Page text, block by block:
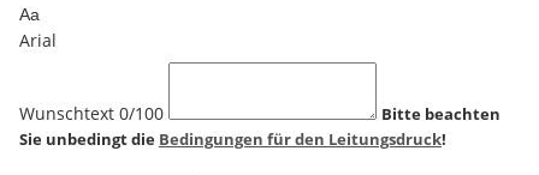
Aa
Arial
Wunschtext 0/100
Bitte beachten
Sie unbedingt die Bedingungen für den Leitungsdruck!